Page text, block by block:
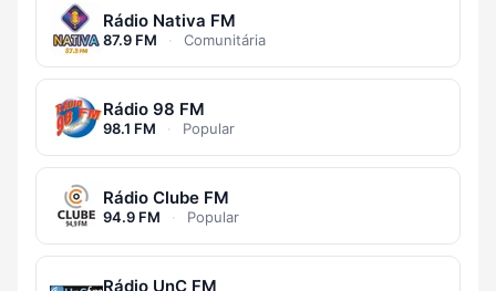
Rádio Nativa FM
87.9 FM · Comunitária
Rádio 98 FM
98.1 FM · Popular
Rádio Clube FM
94.9 FM · Popular
Rádio UnC FM